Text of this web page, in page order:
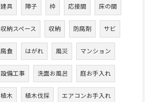
建具 障子 枠 応接間 床の間
収納スペース 収納 防腐剤 サビ
腐食 はがれ 風災 マンション
設備工事 洗面お風呂 庭お手入れ
植木 植木伐採 エアコンお手入れ